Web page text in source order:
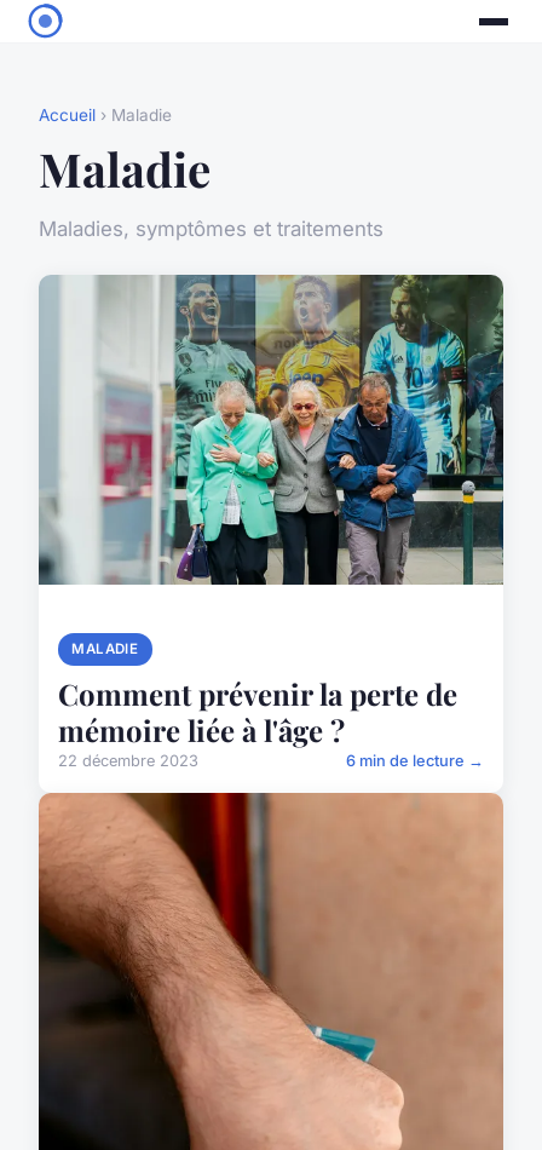
Accueil › Maladie
Maladie
Maladies, symptômes et traitements
MALADIE
Comment prévenir la perte de
mémoire liée à l'âge ?
22 décembre 2023 6 min de lecture →